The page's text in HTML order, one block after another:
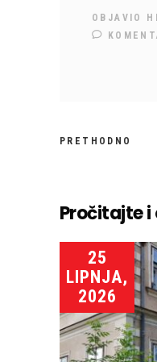
OBJAVIO
PRETHODNO
Pročitajte i
25
LIPNJA,
2026